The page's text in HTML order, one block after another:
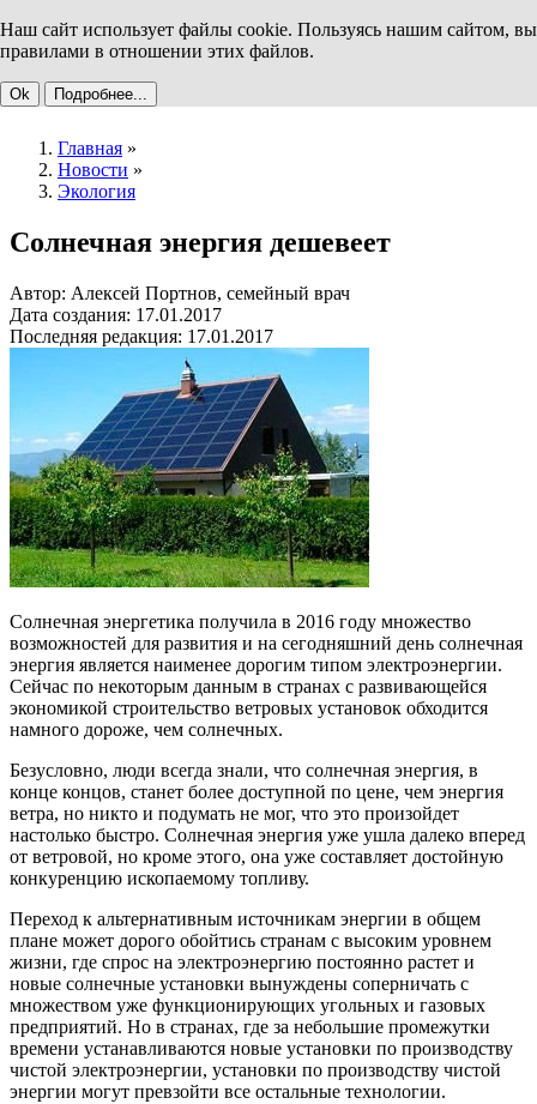
Наш сайт использует файлы cookie. Пользуясь нашим сайтом, вы
правилами в отношении этих файлов.
Ok Подробнее...
Главная »
Новости »
Экология
Солнечная энергия дешевеет
Автор: Алексей Портнов, семейный врач
Дата создания: 17.01.2017
Последняя редакция: 17.01.2017
Солнечная энергетика получила в 2016 году множество
возможностей для развития и на сегодняшний день солнечная
энергия является наименее дорогим типом электроэнергии.
Сейчас по некоторым данным в странах с развивающейся
экономикой строительство ветровых установок обходится
намного дороже, чем солнечных.
Безусловно, люди всегда знали, что солнечная энергия, в
конце концов, станет более доступной по цене, чем энергия
ветра, но никто и подумать не мог, что это произойдет
настолько быстро. Солнечная энергия уже ушла далеко вперед
от ветровой, но кроме этого, она уже составляет достойную
конкуренцию ископаемому топливу.
Переход к альтернативным источникам энергии в общем
плане может дорого обойтись странам с высоким уровнем
жизни, где спрос на электроэнергию постоянно растет и
новые солнечные установки вынуждены соперничать с
множеством уже функционирующих угольных и газовых
предприятий. Но в странах, где за небольшие промежутки
времени устанавливаются новые установки по производству
чистой электроэнергии, установки по производству чистой
энергии могут превзойти все остальные технологии.